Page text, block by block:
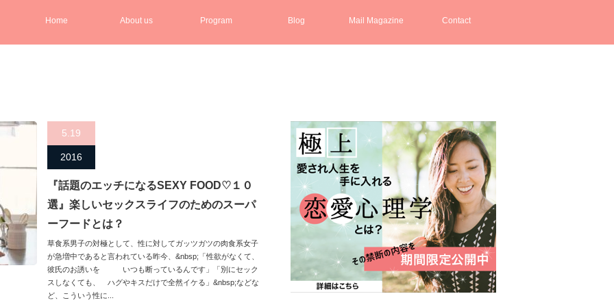
Home About us Program Blog Mail Magazine Contact
5.19
2016
『話題のエッチになるSEXY FOOD♡１０
選』楽しいセックスライフのためのスーパ
ーフードとは？
草食系男子の対極として、性に対してガッツガツの肉食系女子
が急増中であると言われている昨今、&nbsp;「性欲がなくて、
彼氏のお誘いを いつも断っているんです」「別にセック
スしなくても、 ハグやキスだけで全然イケる」&nbsp;などな
ど、こういう性に...